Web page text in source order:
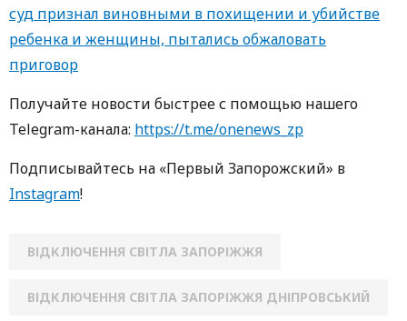
суд признал виновными в похищении и убийстве
ребенка и женщины, пытались обжаловать
приговор
Получайте новости быстрее с помощью нашего
Telegram-канала: https://t.me/onenews_zp
Подписывайтесь на «Первый Запорожский» в
Instagram!
ВІДКЛЮЧЕННЯ СВІТЛА ЗАПОРІЖЖЯ
ВІДКЛЮЧЕННЯ СВІТЛА ЗАПОРІЖЖЯ ДНІПРОВСЬКИЙ